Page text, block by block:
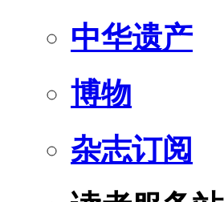
中华遗产
博物
杂志订阅